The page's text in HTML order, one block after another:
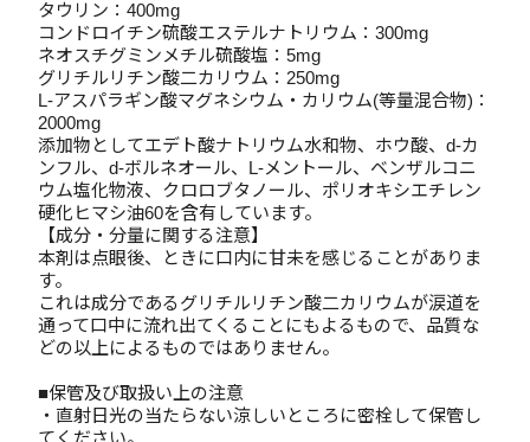
タウリン：400mg
コンドロイチン硫酸エステルナトリウム：300mg
ネオスチグミンメチル硫酸塩：5mg
グリチルリチン酸二カリウム：250mg
L-アスパラギン酸マグネシウム・カリウム(等量混合物)：
2000mg
添加物としてエデト酸ナトリウム水和物、ホウ酸、d-カ
ンフル、d-ボルネオール、L-メントール、ベンザルコニ
ウム塩化物液、クロロブタノール、ポリオキシエチレン
硬化ヒマシ油60を含有しています。
【成分・分量に関する注意】
本剤は点眼後、ときに口内に甘未を感じることがありま
す。
これは成分であるグリチルリチン酸二カリウムが涙道を
通って口中に流れ出てくることにもよるもので、品質な
どの以上によるものではありません。
■保管及び取扱い上の注意
・直射日光の当たらない涼しいところに密栓して保管し
てください。